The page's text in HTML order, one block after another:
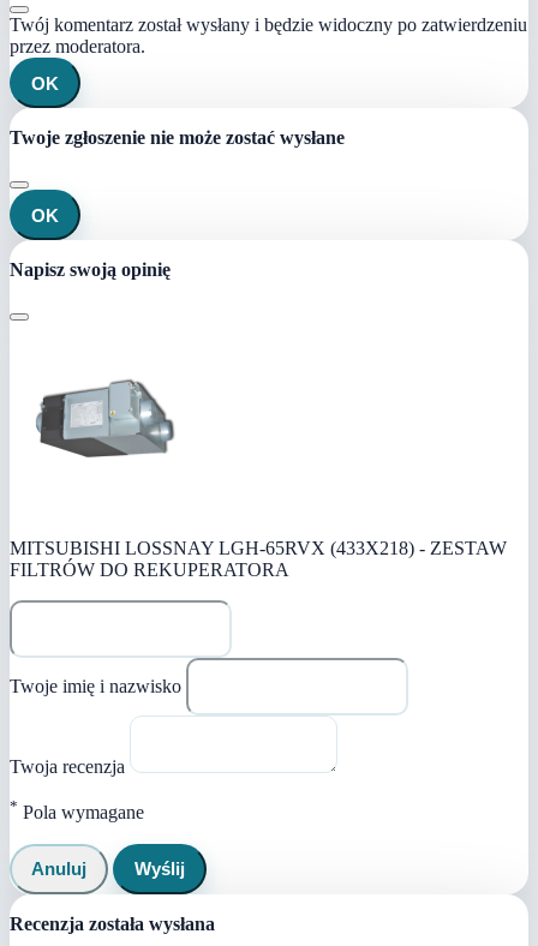
Twój komentarz został wysłany i będzie widoczny po zatwierdzeniu
przez moderatora.
OK
Twoje zgłoszenie nie może zostać wysłane
OK
Napisz swoją opinię
MITSUBISHI LOSSNAY LGH-65RVX (433X218) - ZESTAW
FILTRÓW DO REKUPERATORA
Twoje imię i nazwisko
Twoja recenzja
* Pola wymagane
Anuluj Wyślij
Recenzja została wysłana